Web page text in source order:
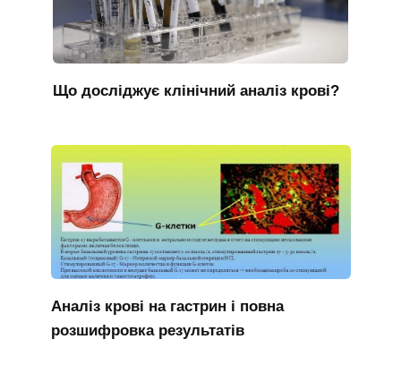
Що досліджує клінічний аналіз крові?
Аналіз крові на гастрин і повна
розшифровка результатів